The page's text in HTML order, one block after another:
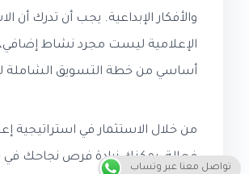
والأفكار الإبداعية. يجب أن تدرك أن
الإعلامية ليست مجرد نشاط
أساسي من خطة التسويق الشاملة
من خلال الاستثمار في استراتيجية
فعالة، يمكنك زيادة فرص نجاحك
تواصل معنا عبر وتساب